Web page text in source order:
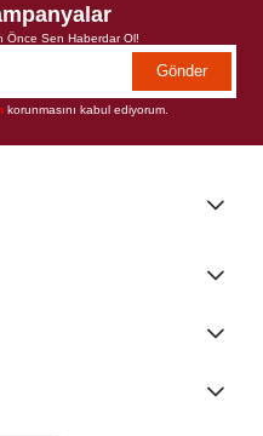
Önce Sen Haberdar Ol!
Gönder
korunmasını kabul ediyorum.